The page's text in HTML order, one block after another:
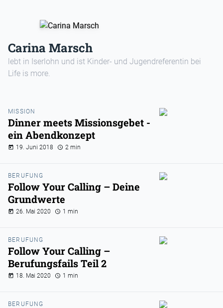
Carina Marsch
lebt in Iserlohn und ist Kinder- und Jugendreferentin bei
Life is more.
MISSION
Dinner meets Missionsgebet -
ein Abendkonzept
19. Juni 2018 2 min
BERUFUNG
Follow Your Calling – Deine
Grundwerte
26. Mai 2020 1 min
BERUFUNG
Follow Your Calling –
Berufungsfails Teil 2
18. Mai 2020 1 min
BERUFUNG